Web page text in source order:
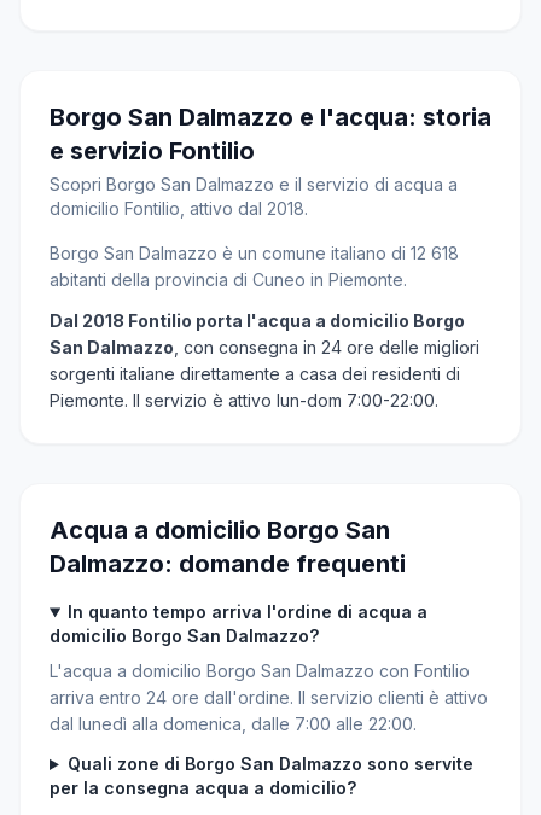
Borgo San Dalmazzo e l'acqua: storia
e servizio Fontilio
Scopri Borgo San Dalmazzo e il servizio di acqua a
domicilio Fontilio, attivo dal 2018.
Borgo San Dalmazzo è un comune italiano di 12 618
abitanti della provincia di Cuneo in Piemonte.
Dal 2018 Fontilio porta l'acqua a domicilio Borgo
San Dalmazzo , con consegna in 24 ore delle migliori
sorgenti italiane direttamente a casa dei residenti di
Piemonte. Il servizio è attivo lun-dom 7:00-22:00.
Acqua a domicilio Borgo San
Dalmazzo: domande frequenti
In quanto tempo arriva l'ordine di acqua a
domicilio Borgo San Dalmazzo?
L'acqua a domicilio Borgo San Dalmazzo con Fontilio
arriva entro 24 ore dall'ordine. Il servizio clienti è attivo
dal lunedì alla domenica, dalle 7:00 alle 22:00.
Quali zone di Borgo San Dalmazzo sono servite
per la consegna acqua a domicilio?